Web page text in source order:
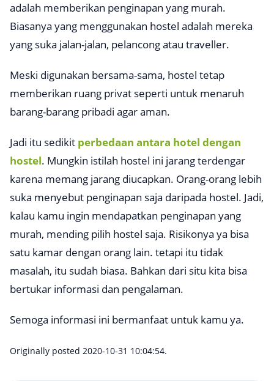
adalah memberikan penginapan yang murah.
Biasanya yang menggunakan hostel adalah mereka
yang suka jalan-jalan, pelancong atau traveller.
Meski digunakan bersama-sama, hostel tetap
memberikan ruang privat seperti untuk menaruh
barang-barang pribadi agar aman.
Jadi itu sedikit perbedaan antara hotel dengan
hostel. Mungkin istilah hostel ini jarang terdengar
karena memang jarang diucapkan. Orang-orang lebih
suka menyebut penginapan saja daripada hostel. Jadi,
kalau kamu ingin mendapatkan penginapan yang
murah, mending pilih hostel saja. Risikonya ya bisa
satu kamar dengan orang lain. tetapi itu tidak
masalah, itu sudah biasa. Bahkan dari situ kita bisa
bertukar informasi dan pengalaman.
Semoga informasi ini bermanfaat untuk kamu ya.
Originally posted 2020-10-31 10:04:54.